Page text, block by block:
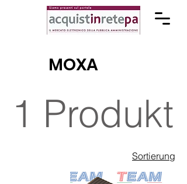
MOXA
1 Produkt
Sortierung